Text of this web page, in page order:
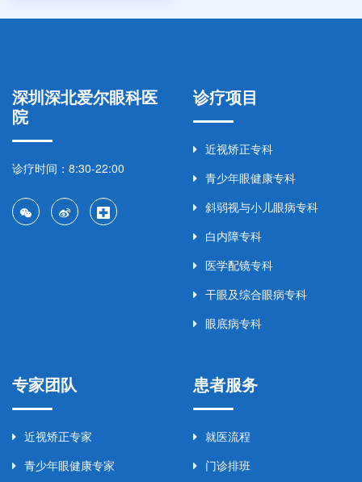
深圳深北爱尔眼科医
院
诊疗时间：8:30-22:00
诊疗项目
近视矫正专科
青少年眼健康专科
斜弱视与小儿眼病专科
白内障专科
医学配镜专科
干眼及综合眼病专科
眼底病专科
专家团队
近视矫正专家
青少年眼健康专家
患者服务
就医流程
门诊排班